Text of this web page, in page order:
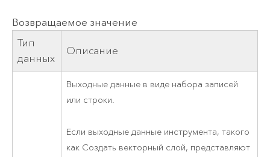
Возвращаемое значение
Тип
данных
Описание
Выходные данные в виде набора записей
или строки.
Если выходные данные инструмента, такого
как Создать векторный слой, представляют